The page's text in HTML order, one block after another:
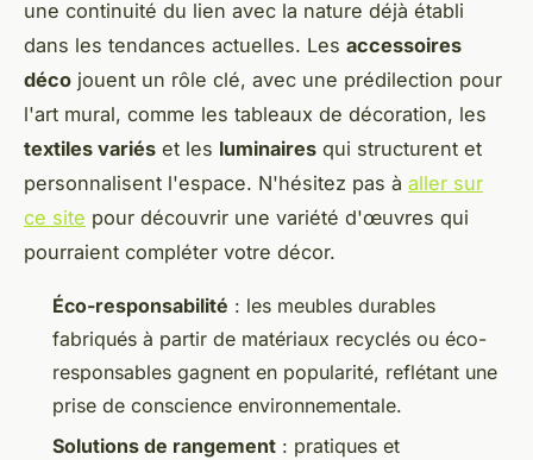
une continuité du lien avec la nature déjà établi
dans les tendances actuelles. Les accessoires
déco jouent un rôle clé, avec une prédilection pour
l'art mural, comme les tableaux de décoration, les
textiles variés et les luminaires qui structurent et
personnalisent l'espace. N'hésitez pas à aller sur
ce site pour découvrir une variété d'œuvres qui
pourraient compléter votre décor.
Éco-responsabilité : les meubles durables
fabriqués à partir de matériaux recyclés ou éco-
responsables gagnent en popularité, reflétant une
prise de conscience environnementale.
Solutions de rangement : pratiques et